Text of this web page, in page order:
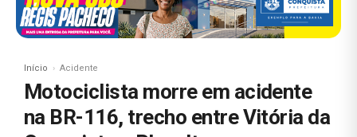
Início Acidente
Motociclista morre em acidente
na BR-116, trecho entre Vitória da